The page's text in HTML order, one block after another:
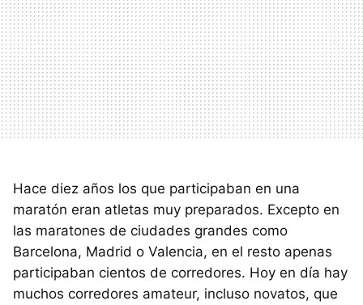
Hace diez años los que participaban en una
maratón eran atletas muy preparados. Excepto en
las maratones de ciudades grandes como
Barcelona, Madrid o Valencia, en el resto apenas
participaban cientos de corredores. Hoy en día hay
muchos corredores amateur, incluso novatos, que